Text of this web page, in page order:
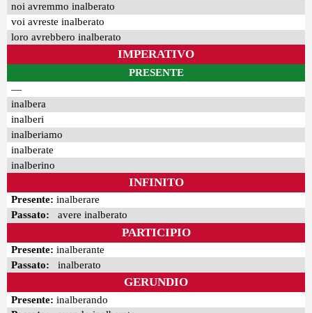
noi avremmo inalberato
voi avreste inalberato
loro avrebbero inalberato
IMPERATIVO
PRESENTE
—
inalbera
inalberi
inalberiamo
inalberate
inalberino
INFINITO
Presente: inalberare
Passato: avere inalberato
PARTICIPIO
Presente: inalberante
Passato: inalberato
GERUNDIO
Presente: inalberando